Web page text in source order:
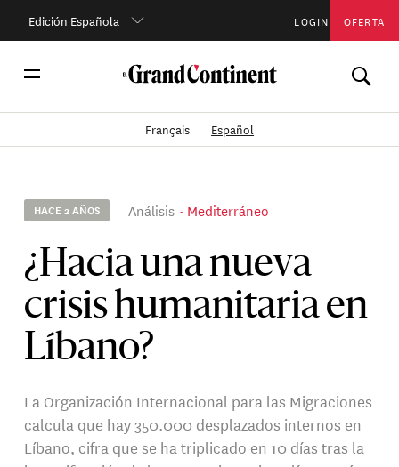
Edición Española LOGIN OFERTA
Français Español
HACE 2 AÑOS Análisis Mediterráneo
¿Hacia una nueva
crisis humanitaria en
Líbano?
La Organización Internacional para las Migraciones
calcula que hay 350.000 desplazados internos en
Líbano, cifra que se ha triplicado en 10 días tras la